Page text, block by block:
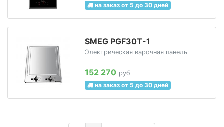
на заказ от 5 до 30 дней
SMEG PGF30T-1
Электрическая варочная панель
152 270 руб
на заказ от 5 до 30 дней